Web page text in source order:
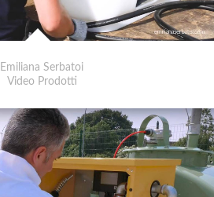
Emiliana Serbatoi
Video Prodotti